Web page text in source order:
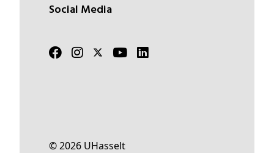
Social Media
© 2026 UHasselt